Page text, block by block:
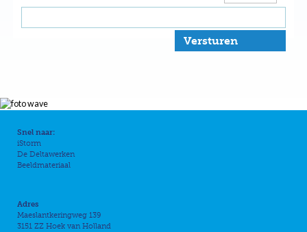
Versturen
Snel naar:
iStorm
De Deltawerken
Beeldmateriaal
Adres
Maeslantkeringweg 139
3151 ZZ Hoek van Holland